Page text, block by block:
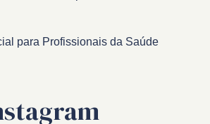
para Profissionais da Saúde